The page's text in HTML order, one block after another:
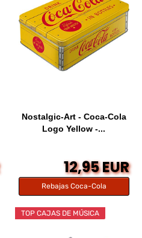
Nostalgic-Art - Coca-Cola
Logo Yellow -...
12,95 EUR
Rebajas Coca-Cola
TOP CAJAS DE MÚSICA